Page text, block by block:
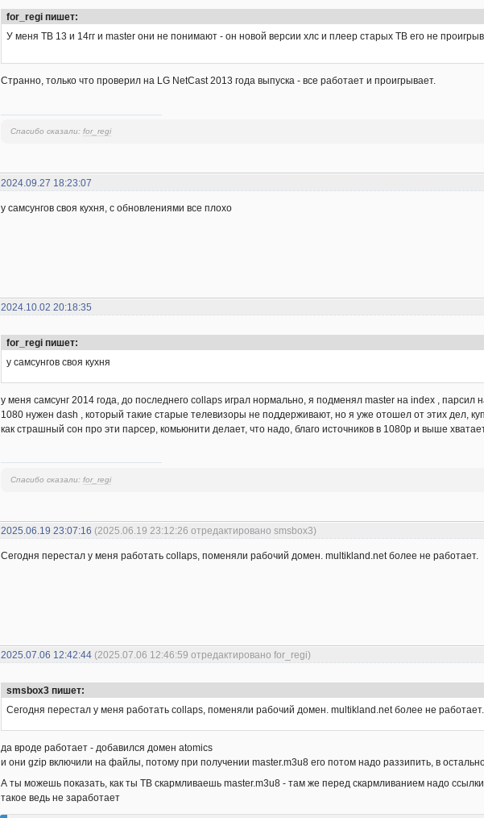
for_regi пишет:
У меня ТВ 13 и 14гг и master они не понимают - он новой версии хлс и плеер старых ТВ его не
Странно, только что проверил на LG NetCast 2013 года выпуска - все работает и проигрывает.
Спасибо сказали:for_regi
2024.09.27 18:23:07
у самсунгов своя кухня, с обновлениями все плохо
2024.10.02 20:18:35
for_regi пишет:
у самсунгов своя кухня
у меня самсунг 2014 года, до последнего collaps играл нормально, я подменял master на index , парсил
1080 нужен dash , который такие старые телевизоры не поддерживают, но я уже отошел от этих дел,
как страшный сон про эти парсер, комьюнити делает, что надо, благо источников в 1080р и выше
Спасибо сказали:for_regi
2025.06.19 23:07:16 (2025.06.19 23:12:26 отредактировано smsbox3)
Сегодня перестал у меня работать collaps, поменяли рабочий домен. multikland.net более не работает.
2025.07.06 12:42:44 (2025.07.06 12:46:59 отредактировано for_regi)
smsbox3 пишет:
Сегодня перестал у меня работать collaps, поменяли рабочий домен. multikland.net более не работает.
да вроде работает - добавился домен atomics
и они gzip включили на файлы, потому при получении master.m3u8 его потом надо раззипить, в
А ты можешь показать, как ты ТВ скармливаешь master.m3u8 - там же перед скармливанием надо
такое ведь не заработает